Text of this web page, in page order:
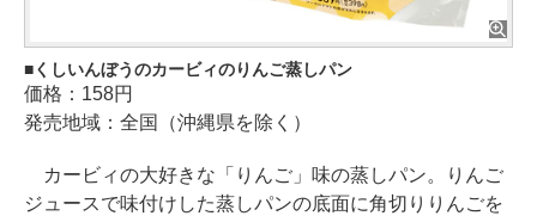
くしいんぼうのカービィのりんご蒸しパン
価格：158円
発売地域：全国（沖縄県を除く）
カービィの大好きな「りんご」味の蒸しパン。りんご
ジュースで味付けした蒸しパンの底面に角切りりんごを